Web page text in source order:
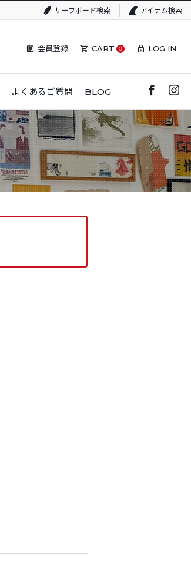
サーフボード検索 アイテム検索
会員登録 CART 0 LOG IN
よくあるご質問 BLOG